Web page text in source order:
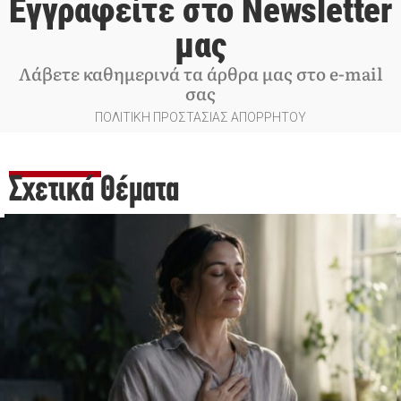
Εγγραφείτε στο Newsletter
μας
Λάβετε καθημερινά τα άρθρα μας στο e-mail
σας
ΠΟΛΙΤΙΚΗ ΠΡΟΣΤΑΣΙΑΣ ΑΠΟΡΡΗΤΟΥ
Σχετικά Θέματα